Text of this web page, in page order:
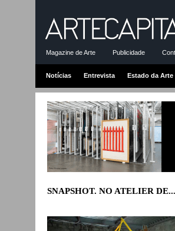
Magazine de Arte Publicidade
Notícias Entrevista Estado da Arte
SNAPSHOT. NO ATELIER DE...